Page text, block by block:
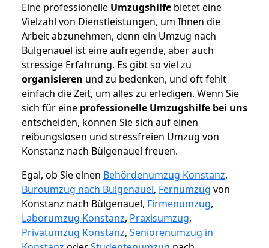
Eine professionelle Umzugshilfe bietet eine
Vielzahl von Dienstleistungen, um Ihnen die
Arbeit abzunehmen, denn ein Umzug nach
Bülgenauel ist eine aufregende, aber auch
stressige Erfahrung. Es gibt so viel zu
organisieren und zu bedenken, und oft fehlt
einfach die Zeit, um alles zu erledigen. Wenn Sie
sich für eine professionelle Umzugshilfe bei uns
entscheiden, können Sie sich auf einen
reibungslosen und stressfreien Umzug von
Konstanz nach Bülgenauel freuen.
Egal, ob Sie einen Behördenumzug Konstanz,
Büroumzug nach Bülgenauel, Fernumzug von
Konstanz nach Bülgenauel, Firmenumzug,
Laborumzug Konstanz, Praxisumzug,
Privatumzug Konstanz, Seniorenumzug in